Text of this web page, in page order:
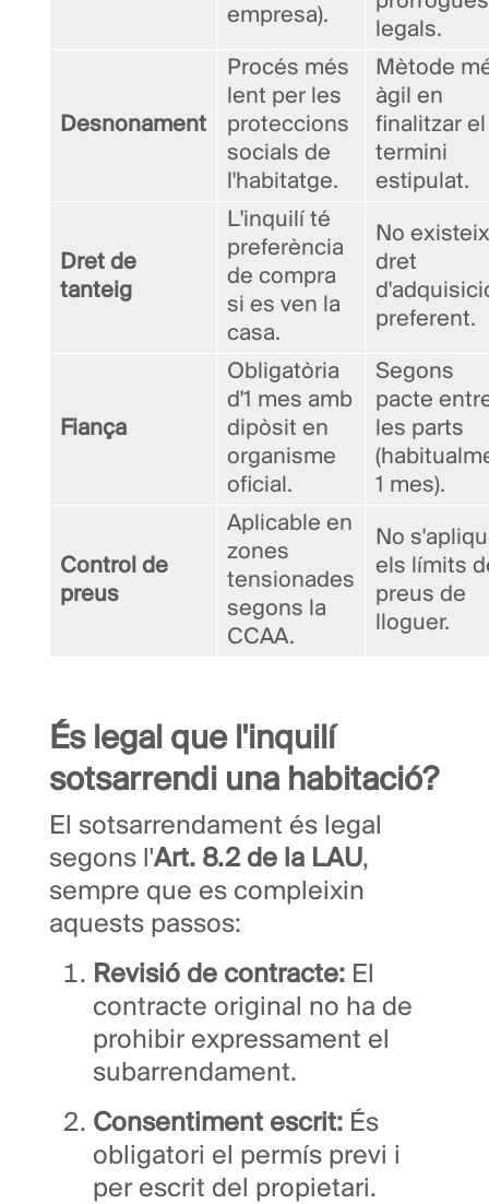
empresa).
legals.
Desnonament
Procés més
lent per les
proteccions
socials de
l'habitatge.
Mètode
àgil en
finalitzar el
termini
estipulat.
Dret de
tanteig
L'inquilí té
preferència
de compra
si es ven la
casa.
No existeix
dret
preferent.
Fiança
Obligatòria
d'1 mes amb
dipòsit en
organisme
oficial.
Segons
pacte
les parts
1 mes).
Control de
preus
Aplicable en
zones
tensionades
segons la
CCAA.
No
els límits
preus de
lloguer.
És legal que l'inquilí
sotsarrendi una habitació?
El sotsarrendament és legal
segons l'Art. 8.2 de la LAU,
sempre que es compleixin
aquests passos:
Revisió de contracte: El
contracte original no ha de
prohibir expressament el
subarrendament.
Consentiment escrit: És
obligatori el permís previ i
per escrit del propietari.